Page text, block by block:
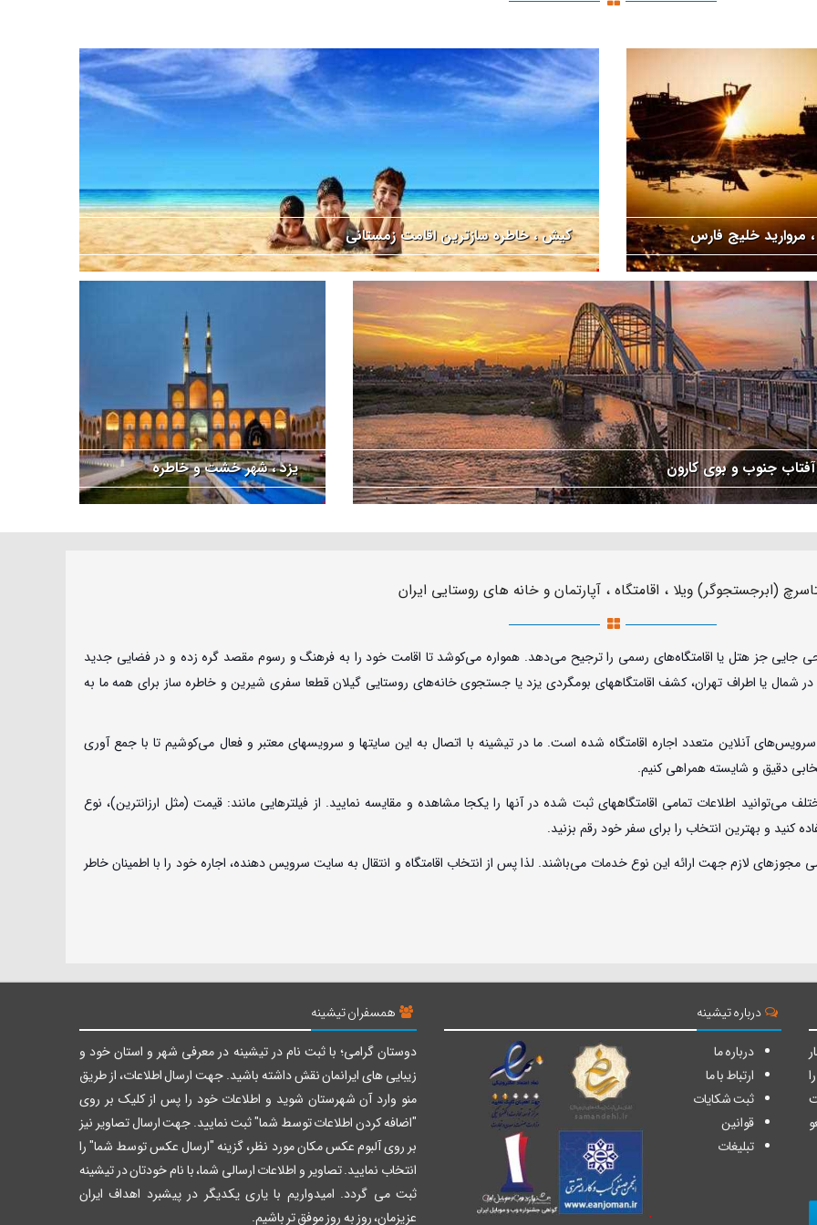
مروارید خلیج فارس کیش ، خاطره سازترین اقامت زمستانی
جنوب و بوی کارون یزد ، شهر خشت و خاطره
(ابرجستجوگر) ویلا ، اقامتگاه ، آپارتمان و خانه های روستایی ایران
جایی جز هتل یا اقامتگاه‌های رسمی را ترجیح می‌دهد. همواره می‌کوشد تا اقامت خود را به فرهنگ و رسوم مقصد گره زده و در فضایی جدید
شمال یا اطراف تهران، کشف اقامتگاههای بومگردی یزد یا جستجوی خانه‌های روستایی گیلان قطعا سفری شیرین و خاطره ساز برای همه ما به
آنلاین متعدد اجاره اقامتگاه شده است. ما در تیشینه با اتصال به این سایتها و سرویسهای معتبر و فعال می‌کوشیم تا با جمع آوری
دقیق و شایسته همراهی کنیم.
اطلاعات تمامی اقامتگاههای ثبت شده در آنها را یکجا مشاهده و مقایسه نمایید. از فیلترهایی مانند: قیمت (مثل ارزانترین)، نوع
کنید و بهترین انتخاب را برای سفر خود رقم بزنید.
لازم جهت ارائه این نوع خدمات می‌باشند. لذا پس از انتخاب اقامتگاه و انتقال به سایت سرویس دهنده، اجاره خود را با اطمینان خاطر
درباره تیشینه
درباره ما
ارتباط با ما
ثبت شکایات
قوانین
تبلیغات
همسفران تیشینه
دوستان گرامی؛ با ثبت نام در تیشینه در معرفی شهر و استان خود و
زیبایی های ایرانمان نقش داشته باشید. جهت ارسال اطلاعات، از طریق
منو وارد آن شهرستان شوید و اطلاعات خود را پس از کلیک بر روی
"اضافه کردن اطلاعات توسط شما" ثبت نمایید. جهت ارسال تصاویر نیز
بر روی آلبوم عکس مکان مورد نظر، گزینه "ارسال عکس توسط شما" را
انتخاب نمایید. تصاویر و اطلاعات ارسالی شما، با نام خودتان در تیشینه
ثبت می گردد. امیدواریم با یاری یکدیگر در پیشبرد اهداف ایران
عزیزمان، روز به روز موفق تر باشیم.